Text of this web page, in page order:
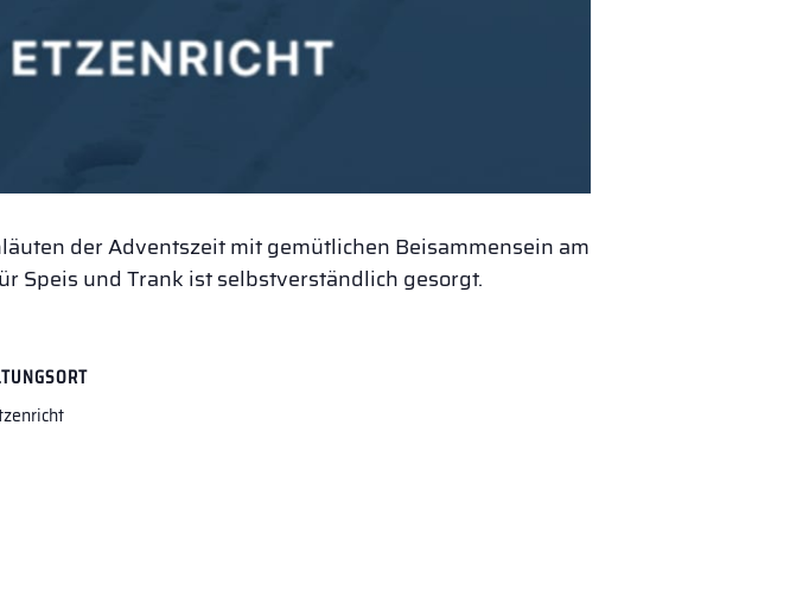
der Adventszeit mit gemütlichen Beisammensein am
Speis und Trank ist selbstverständlich gesorgt.